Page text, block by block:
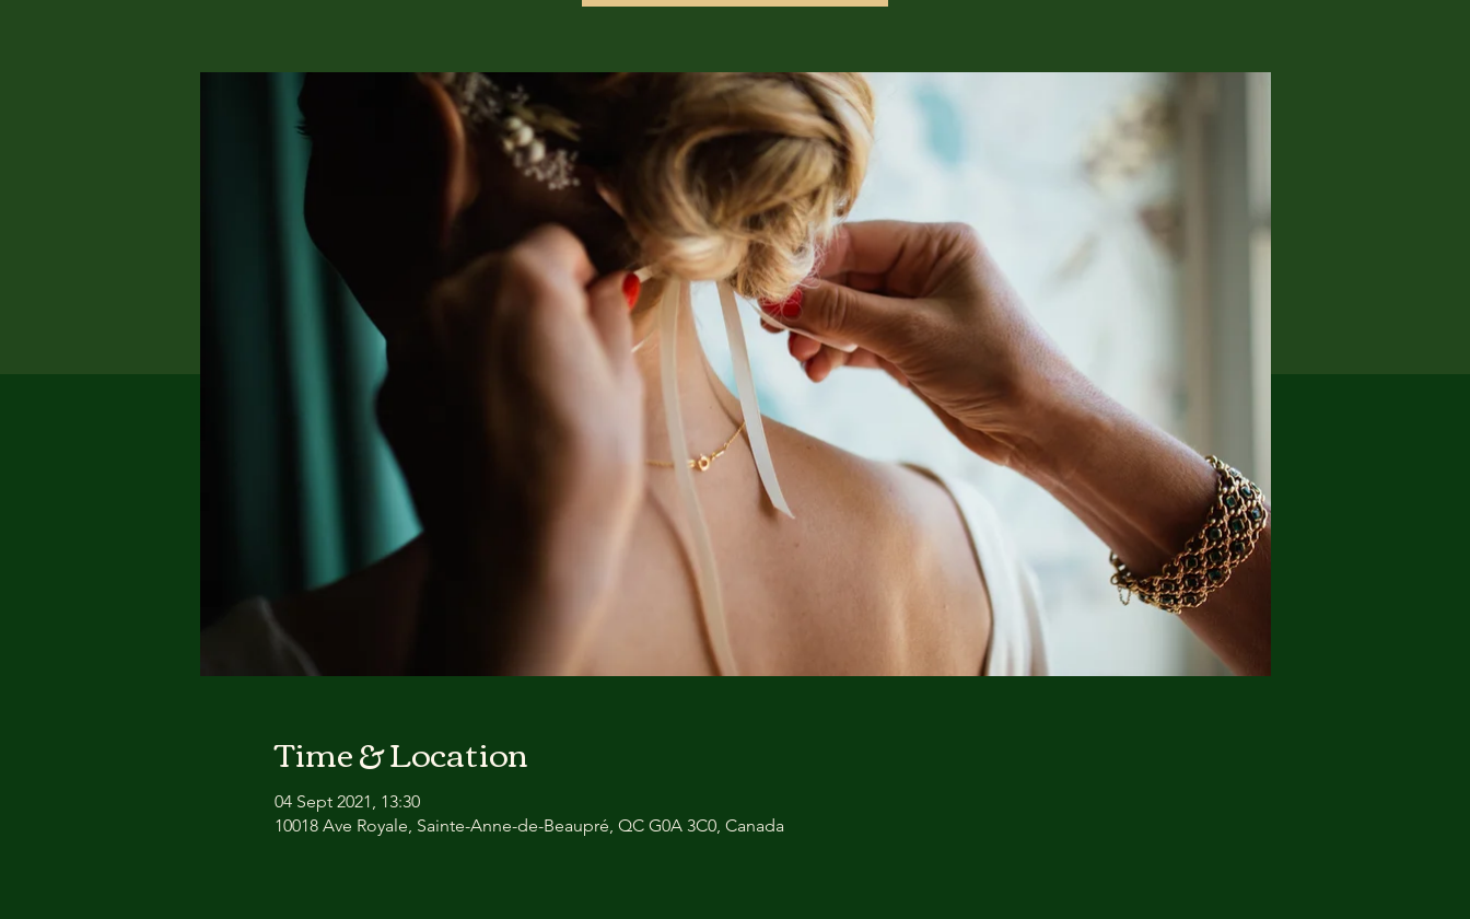
Time & Location
04 Sept 2021, 13:30
10018 Ave Royale, Sainte-Anne-de-Beaupré, QC G0A 3C0, Canada